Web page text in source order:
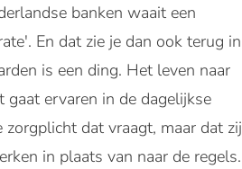
banken waait een
En dat zie je dan ook terug in
is een ding. Het leven naar
ervaren in de dagelijkse
dat vraagt, maar dat zij
in plaats van naar de regels.